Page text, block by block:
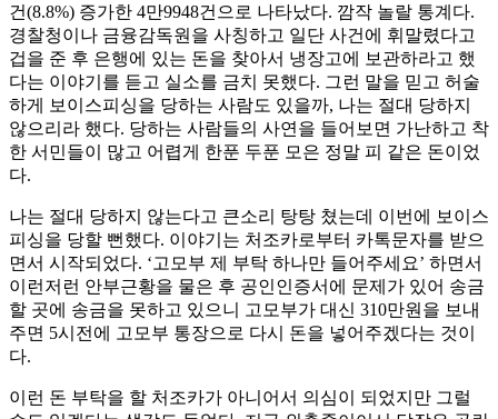
건(8.8%) 증가한 4만9948건으로 나타났다. 깜작 놀랄 통계다.
경찰청이나 금융감독원을 사칭하고 일단 사건에 휘말렸다고
겁을 준 후 은행에 있는 돈을 찾아서 냉장고에 보관하라고 했
다는 이야기를 듣고 실소를 금치 못했다. 그런 말을 믿고 허술
하게 보이스피싱을 당하는 사람도 있을까, 나는 절대 당하지
않으리라 했다. 당하는 사람들의 사연을 들어보면 가난하고 착
한 서민들이 많고 어렵게 한푼 두푼 모은 정말 피 같은 돈이었
다.
나는 절대 당하지 않는다고 큰소리 탕탕 쳤는데 이번에 보이스
피싱을 당할 뻔했다. 이야기는 처조카로부터 카톡문자를 받으
면서 시작되었다. ‘고모부 제 부탁 하나만 들어주세요’ 하면서
이런저런 안부근황을 물은 후 공인인증서에 문제가 있어 송금
할 곳에 송금을 못하고 있으니 고모부가 대신 310만원을 보내
주면 5시전에 고모부 통장으로 다시 돈을 넣어주겠다는 것이
다.
이런 돈 부탁을 할 처조카가 아니어서 의심이 되었지만 그럴